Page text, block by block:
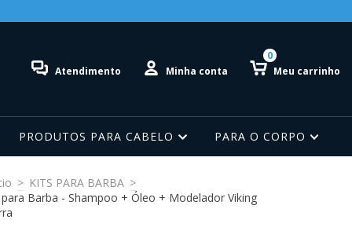
Atendimento Minha conta Meu carrinho
0
PRODUTOS PARA CABELO PARA O CORPO
> KITS PARA BARBA >
Barba - Shampoo + Óleo + Modelador Viking